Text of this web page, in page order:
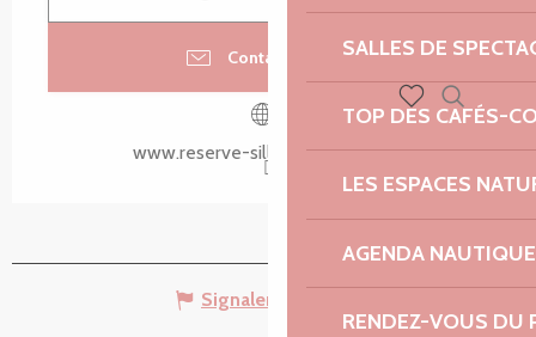
SALLES DE
TOP DES CAFÉS-
LES ESPACES
AGENDA NAUTIQUE
RENDEZ-VOUS DU
Voir les favoris
Contactez-nous
www.reserve-sillondetalbert.bzh
Signaler une erreur